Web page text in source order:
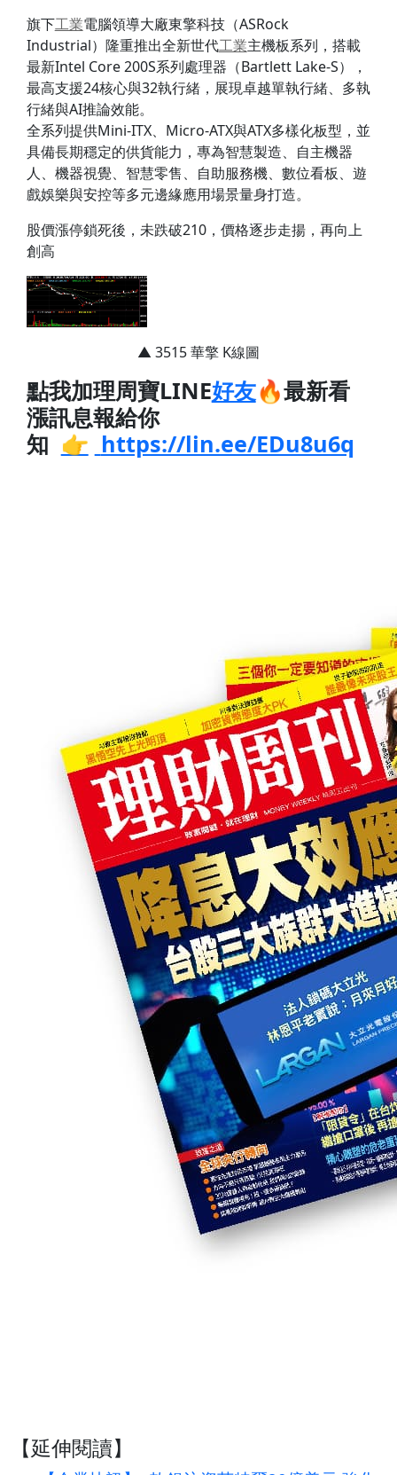
旗下工業電腦領導大廠東擎科技（ASRock
Industrial）隆重推出全新世代工業主機板系列，搭載
最新Intel Core 200S系列處理器（Bartlett Lake-S），
最高支援24核心與32執行緒，展現卓越單執行緒、多執
行緒與AI推論效能。
全系列提供Mini-ITX、Micro-ATX與ATX多樣化板型，並
具備長期穩定的供貨能力，專為智慧製造、自主機器
人、機器視覺、智慧零售、自助服務機、數位看板、遊
戲娛樂與安控等多元邊緣應用場景量身打造。
股價漲停鎖死後，未跌破210，價格逐步走揚，再向上
創高
▲ 3515 華擎 K線圖
點我加理周寶LINE好友🔥最新看
漲訊息報給你
知 👉 https://lin.ee/EDu8u6q
【延伸閱讀】